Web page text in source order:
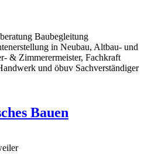
Baubegleitung
in Neubau, Altbau- und
& Zimmerermeister, Fachkraft
und öbuv Sachverständiger
Bauen